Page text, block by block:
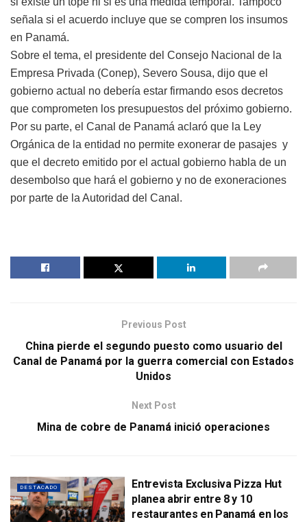
señala si el acuerdo incluye que se compren los insumos
en Panamá.
Sobre el tema, el presidente del Consejo Nacional de la
Empresa Privada (Conep), Severo Sousa, dijo que el
gobierno actual no debería estar firmando esos decretos
que comprometen los presupuestos del próximo gobierno.
Por su parte, el Canal de Panamá aclaró que la Ley
Orgánica de la entidad no permite exonerar de pasajes y
que el decreto emitido por el actual gobierno habla de un
desembolso que hará el gobierno y no de exoneraciones
por parte de la Autoridad del Canal.
Previous Post
China pierde el segundo puesto como usuario del
Canal de Panamá por la guerra comercial con Estados
Unidos
Next Post
Mina de cobre de Panamá inició operaciones
DESTACADO
Entrevista Exclusiva Pizza Hut
planea abrir entre 8 y 10
restaurantes en Panamá en los